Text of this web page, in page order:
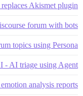
Akismet plugin
forum with bots!
topics using Persona
- AI triage using Agent
analysis reports